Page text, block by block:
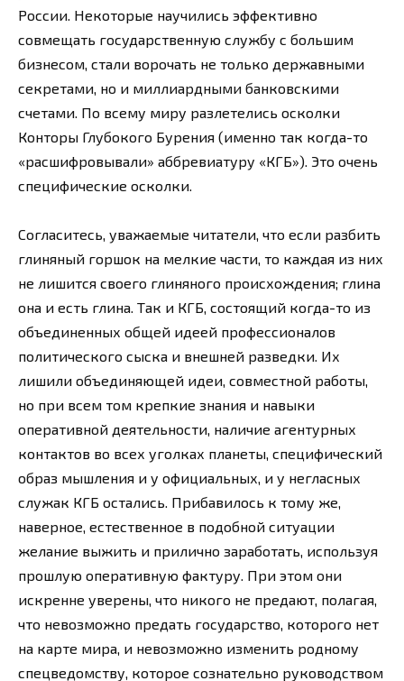
России. Некоторые научились эффективно
совмещать государственную службу с большим
бизнесом, стали ворочать не только державными
секретами, но и миллиардными банковскими
счетами. По всему миру разлетелись осколки
Конторы Глубокого Бурения (именно так когда-то
«расшифровывали» аббревиатуру «КГБ»). Это очень
специфические осколки.
Согласитесь, уважаемые читатели, что если разбить
глиняный горшок на мелкие части, то каждая из них
не лишится своего глиняного происхождения; глина
она и есть глина. Так и КГБ, состоящий когда-то из
объединенных общей идеей профессионалов
политического сыска и внешней разведки. Их
лишили объединяющей идеи, совместной работы,
но при всем том крепкие знания и навыки
оперативной деятельности, наличие агентурных
контактов во всех уголках планеты, специфический
образ мышления и у официальных, и у негласных
служак КГБ остались. Прибавилось к тому же,
наверное, естественное в подобной ситуации
желание выжить и прилично заработать, используя
прошлую оперативную фактуру. При этом они
искренне уверены, что никого не предают, полагая,
что невозможно предать государство, которого нет
на карте мира, и невозможно изменить родному
спецведомству, которое сознательно руководством